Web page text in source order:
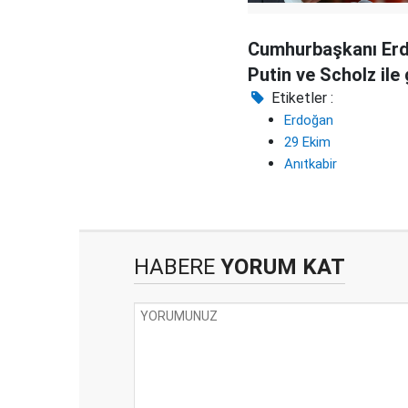
Cumhurbaşkanı
Putin ve Scholz ile
Etiketler :
Erdoğan
29 Ekim
Anıtkabir
HABERE YORUM KAT